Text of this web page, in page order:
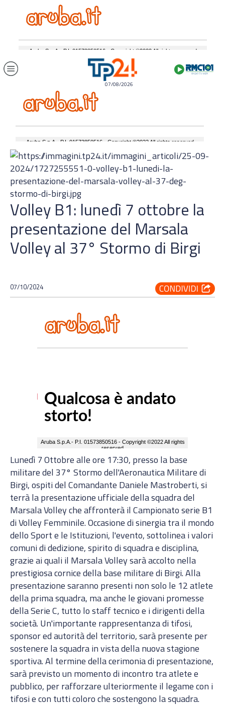
07/08/2026
Volley B1: lunedì 7 ottobre la
presentazione del Marsala
Volley al 37° Stormo di Birgi
07/10/2024
Lunedì 7 Ottobre alle ore 17:30, presso la base
militare del 37° Stormo dell'Aeronautica Militare di
Birgi, ospiti del Comandante Daniele Mastroberti, si
terrà la presentazione ufficiale della squadra del
Marsala Volley che affronterà il Campionato serie B1
di Volley Femminile. Occasione di sinergia tra il mondo
dello Sport e le Istituzioni, l'evento, sottolinea i valori
comuni di dedizione, spirito di squadra e disciplina,
grazie ai quali il Marsala Volley sarà accolto nella
prestigiosa cornice della base militare di Birgi. Alla
presentazione saranno presenti non solo le 12 atlete
della prima squadra, ma anche le giovani promesse
della Serie C, tutto lo staff tecnico e i dirigenti della
società. Un'importante rappresentanza di tifosi,
sponsor ed autorità del territorio, sarà presente per
sostenere la squadra in vista della nuova stagione
sportiva. Al termine della cerimonia di presentazione,
sarà previsto un momento di incontro tra atlete e
pubblico, per rafforzare ulteriormente il legame con i
tifosi e con tutti coloro che sostengono la squadra.